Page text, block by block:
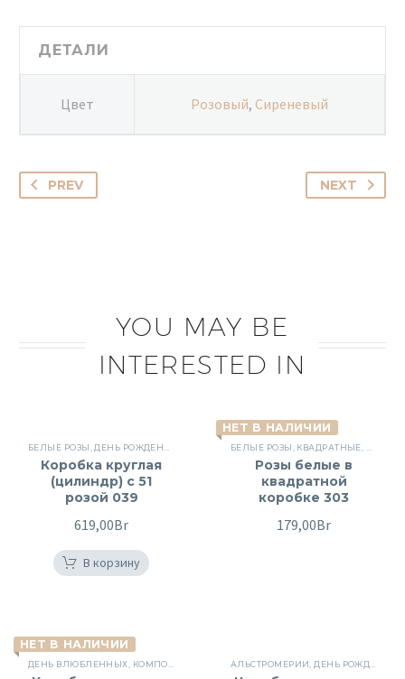
ДЕТАЛИ
Цвет Розовый, Сиреневый
PREV NEXT
YOU MAY BE
INTERESTED IN
БЕЛЫЕ РОЗЫ ,ДЕНЬ РОЖДЕНИЯ КОРОБКИ С РОЗАМИ,КРАСНЫЕ РОЗЫ ,ПОВОД
Коробка круглая
(цилиндр) с 51
розой 039
619,00Br
В корзину
НЕТ В НАЛИЧИИ
БЕЛЫЕ РОЗЫ , КВАДРАТНЫЕ,
Розы белые в
квадратной
коробке 303
179,00Br
НЕТ В НАЛИЧИИ
ДЕНЬ ВЛЮБЛЕННЫХ, КОМПОЗИЦИИ В КОРОБКЕ ,КОРОБКИ С РОЗАМИ,
АЛЬСТРОМЕРИИ,ДЕНЬ РОЖДЕНИЯ